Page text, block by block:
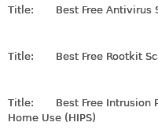
Title: Best Free Antivirus
Title: Best Free Rootkit
Title:
Best Free
Home Use (HIPS)